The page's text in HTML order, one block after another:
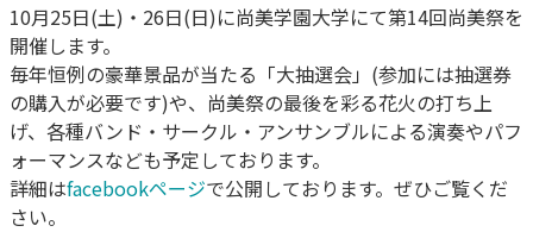
10月25日(土)・26日(日)に尚美学園大学にて第14回尚美祭を
開催します。
毎年恒例の豪華景品が当たる「大抽選会」(参加には抽選券
の購入が必要です)や、尚美祭の最後を彩る花火の打ち上
げ、各種バンド・サークル・アンサンブルによる演奏やパフ
ォーマンスなども予定しております。
詳細はfacebookページで公開しております。ぜひご覧くだ
さい。